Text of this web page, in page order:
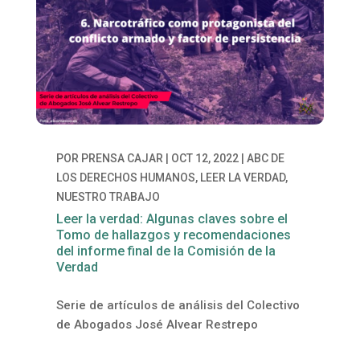
POR PRENSA CAJAR| OCT 12, 2022| ABC DE
LOS DERECHOS HUMANOS, LEER LA VERDAD,
NUESTRO TRABAJO
Leer la verdad: Algunas claves sobre el
Tomo de hallazgos y recomendaciones
del informe final de la Comisión de la
Verdad
Serie de artículos de análisis del Colectivo
de Abogados José Alvear Restrepo